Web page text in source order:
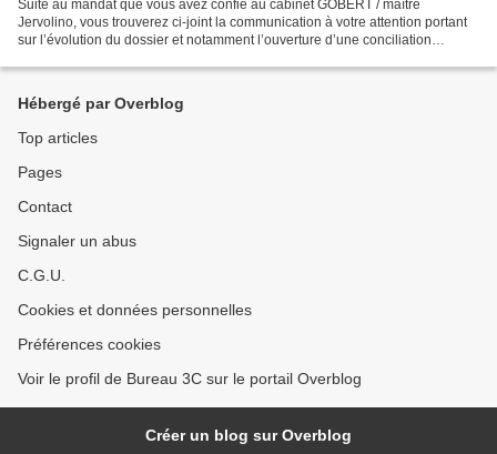
Suite au mandat que vous avez confié au cabinet GOBERT / maître
Jervolino, vous trouverez ci-joint la communication à votre attention portant
sur l’évolution du dossier et notamment l’ouverture d’une conciliation
associes.fr/pierre-vacances-action-collective-des-proprietaires-...
Hébergé par Overblog
Top articles
Pages
Contact
Signaler un abus
C.G.U.
Cookies et données personnelles
Préférences cookies
Voir le profil de Bureau 3C sur le portail Overblog
Créer un blog sur Overblog